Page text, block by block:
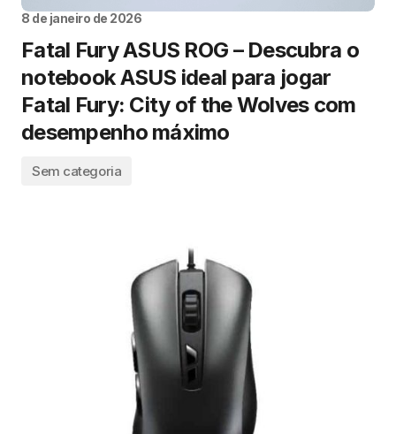
8 de janeiro de 2026
Fatal Fury ASUS ROG – Descubra o
notebook ASUS ideal para jogar
Fatal Fury: City of the Wolves com
desempenho máximo
Sem categoria